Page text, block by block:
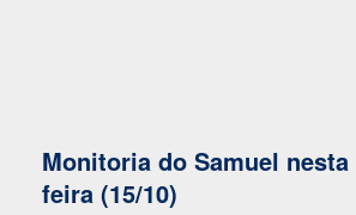
Monitoria do Samuel nesta
feira (15/10)